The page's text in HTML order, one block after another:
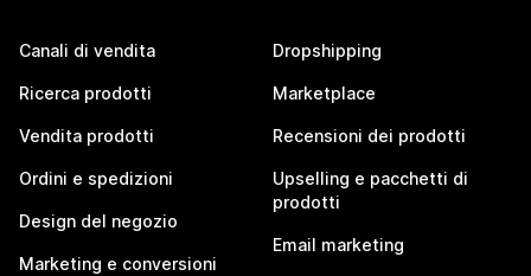
Canali di vendita
Ricerca prodotti
Vendita prodotti
Ordini e spedizioni
Design del negozio
Marketing e conversioni
Dropshipping
Marketplace
Recensioni dei prodotti
Upselling e pacchetti di
prodotti
Email marketing